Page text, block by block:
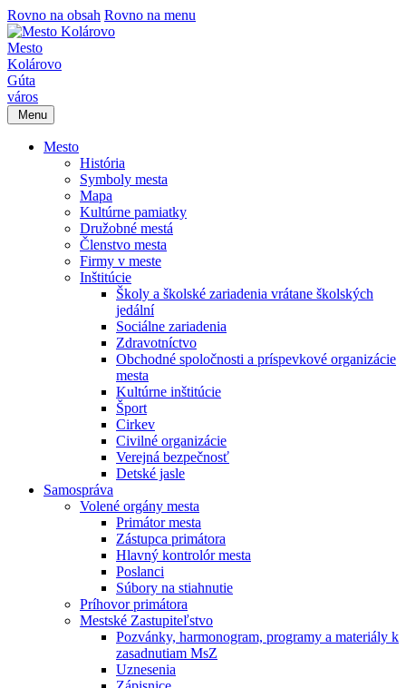
Rovno na obsah Rovno na menu
Mesto
Kolárovo
Gúta
város
Menu
Mesto
História
Symboly mesta
Mapa
Kultúrne pamiatky
Družobné mestá
Členstvo mesta
Firmy v meste
Inštitúcie
Školy a školské zariadenia vrátane školských
jedální
Sociálne zariadenia
Zdravotníctvo
Obchodné spoločnosti a príspevkové organizácie
mesta
Kultúrne inštitúcie
Šport
Cirkev
Civilné organizácie
Verejná bezpečnosť
Detské jasle
Samospráva
Volené orgány mesta
Primátor mesta
Zástupca primátora
Hlavný kontrolór mesta
Poslanci
Súbory na stiahnutie
Príhovor primátora
Mestské Zastupiteľstvo
Pozvánky, harmonogram, programy a materiály k
zasadnutiam MsZ
Uznesenia